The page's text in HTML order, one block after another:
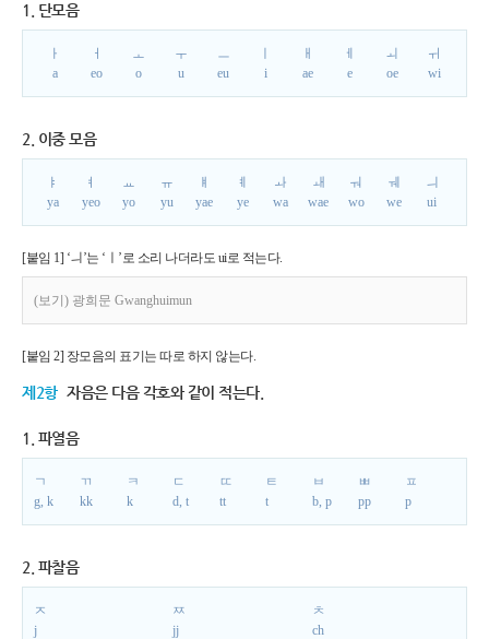
1. 단모음
ㅏ
a
ㅓ
eo
ㅗ
o
ㅜ
u
ㅡ
eu
i
ㅐ
ae
ㅔ
e
ㅚ
oe
ㅟ
wi
2. 이중 모음
ㅑ
ya
ㅕ
yeo
ㅛ
yo
ㅠ
yu
ㅒ
yae
ㅖ
ye
ㅘ
wa
ㅙ
wae
ㅝ
wo
ㅞ
we
ㅢ
ui
[붙임 1] ‘ㅢ’는 ‘ㅣ’로 소리 나더라도 ui로 적는다.
(보기) 광희문 Gwanghuimun
[붙임 2] 장모음의 표기는 따로 하지 않는다.
제2항 자음은 다음 각호와 같이 적는다.
1. 파열음
ㄱ
g, k
ㄲ
kk
ㅋ
k
ㄷ
d, t
ㄸ
tt
ㅌ
t
ㅂ
b, p
ㅃ
pp
ㅍ
p
2. 파찰음
ㅈ
j
ㅉ
jj
ㅊ
ch